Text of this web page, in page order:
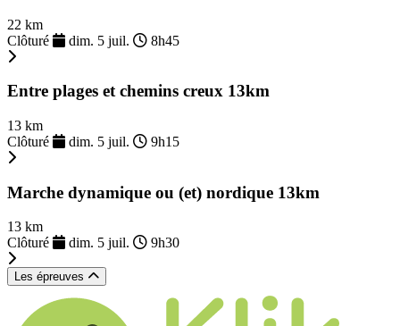
22 km
Clôturé
dim. 5 juil. 8h45
Entre plages et chemins creux 13km
13 km
Clôturé
dim. 5 juil. 9h15
Marche dynamique ou (et) nordique 13km
13 km
Clôturé
dim. 5 juil. 9h30
Les épreuves